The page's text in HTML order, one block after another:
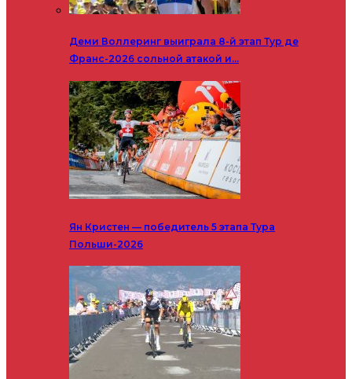
Деми Воллеринг выиграла 8-й этап Тур де
Франс-2026 сольной атакой и…
Ян Кристен — победитель 5 этапа Тура
Польши-2026